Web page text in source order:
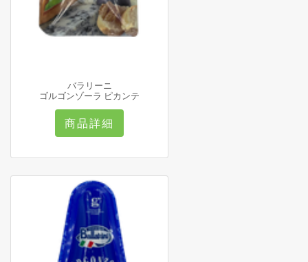
バラリーニ
ゴルゴンゾーラ ピカンテ
商品詳細